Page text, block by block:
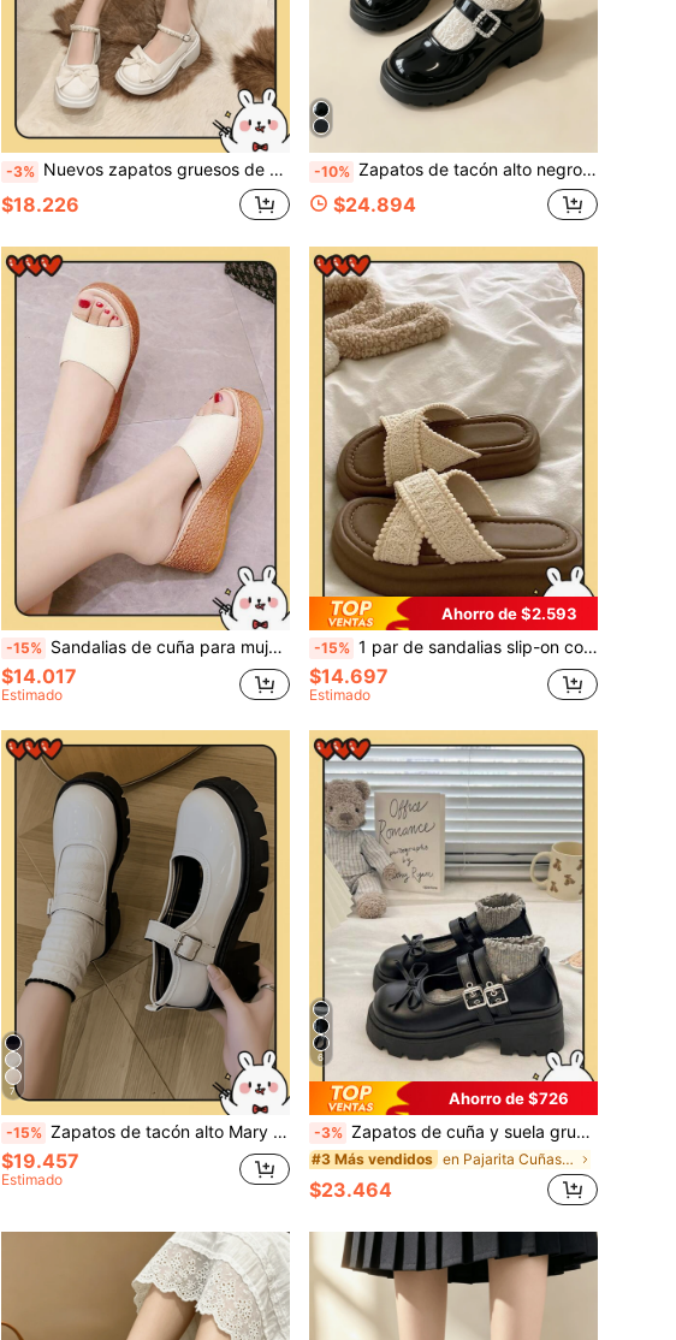
-3% Nuevos zapatos gruesos de plataforma con tacón alto de estilo Mary Jane para la primavera de 2024 con un lazo elegante y un diseño francés
$18.226
-10% Zapatos de tacón alto negros/Zapatos Mary Jane de suela gruesa para estudiantes, punta redonda, diseño de hebilla cuadrada con un solo lazo y strass, tela compuesta brillante, suela antideslizante. Estilo Y2K dulce para chicas universitarias, uso diario en el campus y citas/Mocasines de suela gruesa para mujer. Zapatos de plataforma de suela gruesa para primavera/otoño/Zapatos pequeños de estilo universitario versátil
$24.894
-15% Sandalias de cuña para mujer/Talla pequeña en 1, sandalias de plataforma beige, adecuadas para bodas con velo blanco/Tacones altos para mujer/Sandalias de suela gruesa, aumentan la altura de 9 cm a 7 cm/Sandalias elegantes para mujer/Sandalias de cuña
$14.017
Estimado
Ahorro de $2.593
-15% 1 par de sandalias slip-on con plataforma de 4 cm en color beige para mujeres talla 35-40, sandalias de playa transpirables y antideslizantes de verano con tira cruzada, suela gruesa y decoración de pompón esponjoso, suela suave y cómoda para todo el año
$14.697
Estimado
7
-15% Zapatos de tacón alto Mary Jane negros para mujer, nuevos zapatos de plataforma de estilo universitario versátil para el verano 2026
$19.457
Estimado
6
Ahorro de $726
-3% Zapatos de cuña y suela gruesa para mujer/Zapatos Mary Jane con hebilla y lazo negro 2025 Primavera Nuevo Estilo Británico Vintage JK Gótico con suela gruesa
#3 Más vendidos en Pajarita Cuñas & plataformas de mujer
$23.464